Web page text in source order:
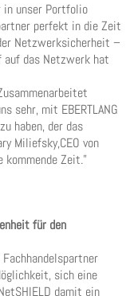
in unser Portfolio
perfekt in die Zeit
Netzwerksicherheit –
das Netzwerk hat
sehr, mit EBERTLANG
haben, der das
Miliefsky,CEO von
kommende Zeit.”
für den
sich eine
damit ein